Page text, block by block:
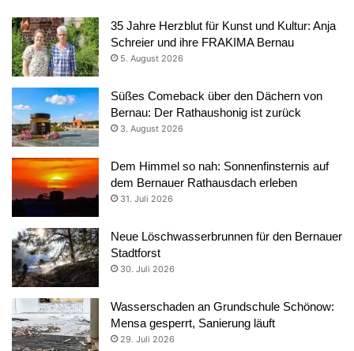
35 Jahre Herzblut für Kunst und Kultur: Anja
Schreier und ihre FRAKIMA Bernau
5. August 2026
Süßes Comeback über den Dächern von
Bernau: Der Rathaushonig ist zurück
3. August 2026
Dem Himmel so nah: Sonnenfinsternis auf
dem Bernauer Rathausdach erleben
31. Juli 2026
Neue Löschwasserbrunnen für den Bernauer
Stadtforst
30. Juli 2026
Wasserschaden an Grundschule Schönow:
Mensa gesperrt, Sanierung läuft
29. Juli 2026